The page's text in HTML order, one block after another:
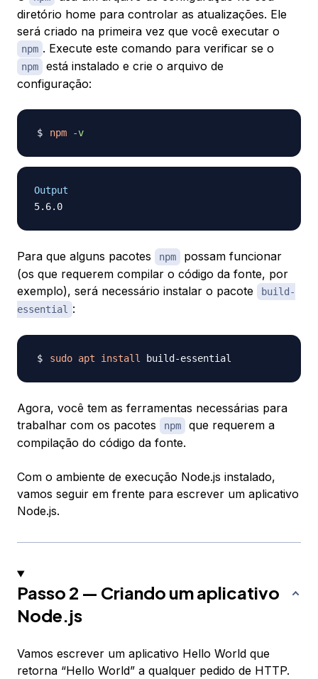
diretório home para controlar as atualizações. Ele
será criado na primeira vez que você executar o
npm . Execute este comando para verificar se o
npm
está instalado e crie o arquivo de
configuração:
npm -v
Output
Para que alguns pacotes npm
possam funcionar
(os que requerem compilar o código da fonte, por
exemplo), será necessário instalar o pacote
build-
essential :
sudo apt install
Agora, você tem as ferramentas necessárias para
trabalhar com os pacotes
npm
que requerem a
compilação do código da fonte.
Com o ambiente de execução Node.js instalado,
vamos seguir em frente para escrever um aplicativo
Node.js.
Passo 2 — Criando um aplicativo
Node.js
Vamos escrever um aplicativo Hello World que
retorna “Hello World” a qualquer pedido de HTTP.